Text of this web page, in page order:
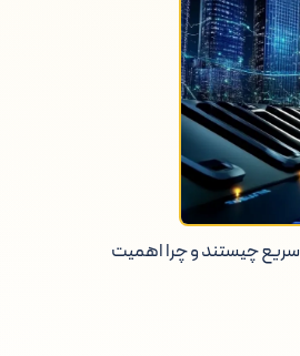
سریع چیستند و چرا اهمیت